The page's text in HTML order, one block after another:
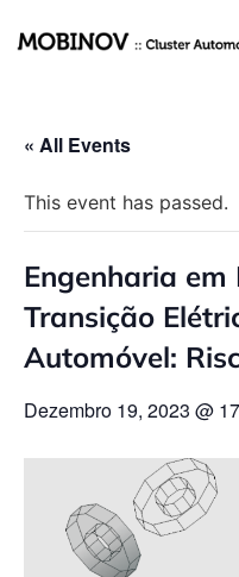
« All Events
This event has passed.
Engenharia em
Transição
Automóvel:
Dezembro 19, 2023 @